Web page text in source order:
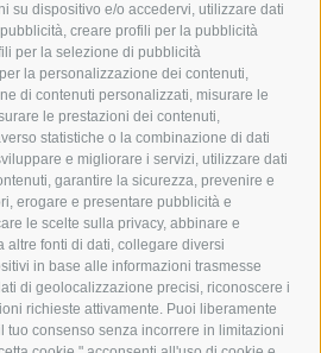
su dispositivo e/o accedervi, utilizzare dati
creare profili per la pubblicità
per la selezione di pubblicità
la personalizzazione dei contenuti,
di contenuti personalizzati, misurare le
le prestazioni dei contenuti,
statistiche o la combinazione di dati
e migliorare i servizi, utilizzare dati
garantire la sicurezza, prevenire e
erogare e presentare pubblicità e
le scelte sulla privacy, abbinare e
altre fonti di dati, collegare diversi
in base alle informazioni trasmesse
di geolocalizzazione precisi, riconoscere i
richieste attivamente. Puoi liberamente
tuo consenso senza incorrere in limitazioni